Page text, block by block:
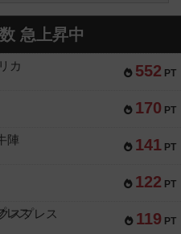
急上昇中
552 PT
カ
170 PT
141 PT
陣
122 PT
119 PT
スプレス